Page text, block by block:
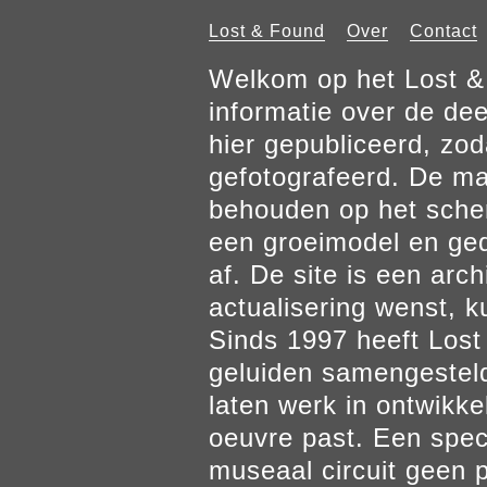
Lost & Found Over Contact
Welkom op het Lost
informatie over de
hier gepubliceerd,
gefotografeerd. De
behouden op het
een groeimodel en
af. De site is een
actualisering wenst,
Sinds 1997 heeft
geluiden
laten werk in
oeuvre past. Een
museaal circuit geen